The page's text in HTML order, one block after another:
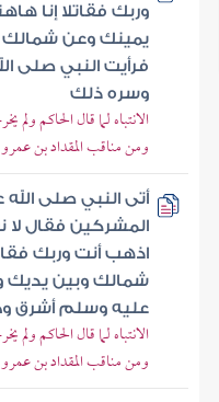
وربك فقاتلا إنا
يمينك وعن
فرأيت النبي صلى
وسره ذلك
الانتباه لما قال الحاكم
ومن مناقب المقداد بن
أتى النبي صلى
المشركين فقال
اذهب أنت وربك
شمالك وبين يديك
عليه وسلم أشرق
الانتباه لما قال الحاكم
ومن مناقب المقداد بن